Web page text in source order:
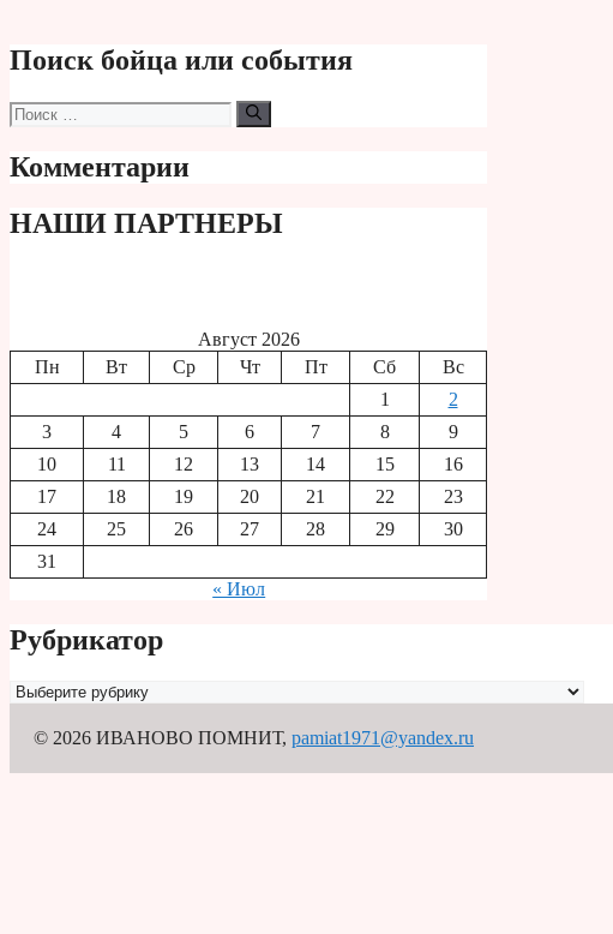
Поиск бойца или события
Поиск:
Комментарии
НАШИ ПАРТНЕРЫ
Август 2026
Пн
Вт Ср Чт Пт Сб
Вс
1
2
3
4 5 6 7 8
9
10
11 12 13 14 15
16
17
18 19 20 21 22
23
24
25 26 27 28 29
30
31
« Июл
Рубрикатор
Рубрикатор
© 2026 ИВАНОВО ПОМНИТ, pamiat1971@yandex.ru